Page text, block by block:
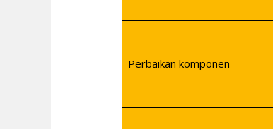
Perbaikan komponen